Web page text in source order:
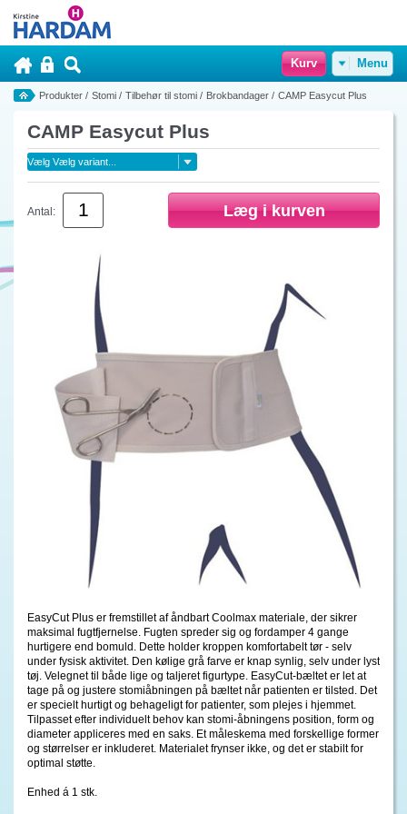
Kurv Menu
Produkter / Stomi / Tilbehør til stomi / Brokbandager / CAMP Easycut Plus
CAMP Easycut Plus
Antal:
EasyCut Plus er fremstillet af åndbart Coolmax materiale, der sikrer
maksimal fugtfjernelse. Fugten spreder sig og fordamper 4 gange
hurtigere end bomuld. Dette holder kroppen komfortabelt tør - selv
under fysisk aktivitet. Den kølige grå farve er knap synlig, selv under lyst
tøj. Velegnet til både lige og taljeret figurtype. EasyCut-bæltet er let at
tage på og justere stomiåbningen på bæltet når patienten er tilsted. Det
er specielt hurtigt og behageligt for patienter, som plejes i hjemmet.
Tilpasset efter individuelt behov kan stomi-åbningens position, form og
diameter appliceres med en saks. Et måleskema med forskellige former
og størrelser er inkluderet. Materialet frynser ikke, og det er stabilt for
optimal støtte.
Enhed á 1 stk.